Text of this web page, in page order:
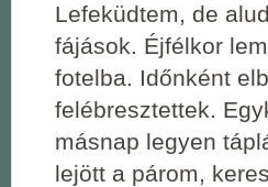
Lefeküdtem, de
fájások. Éjfélkor
fotelba. Időnként
felébresztettek.
másnap legyen
lejött a párom,